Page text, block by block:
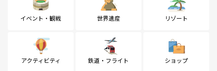
イベント・観戦 世界遺産 リゾート
アクティビティ 鉄道・フライト ショップ